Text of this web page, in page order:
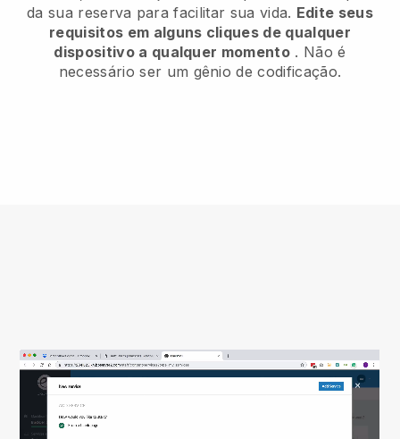
da sua reserva para facilitar sua vida. Edite seus
requisitos em alguns cliques de qualquer
dispositivo a qualquer momento . Não é
necessário ser um gênio de codificação.